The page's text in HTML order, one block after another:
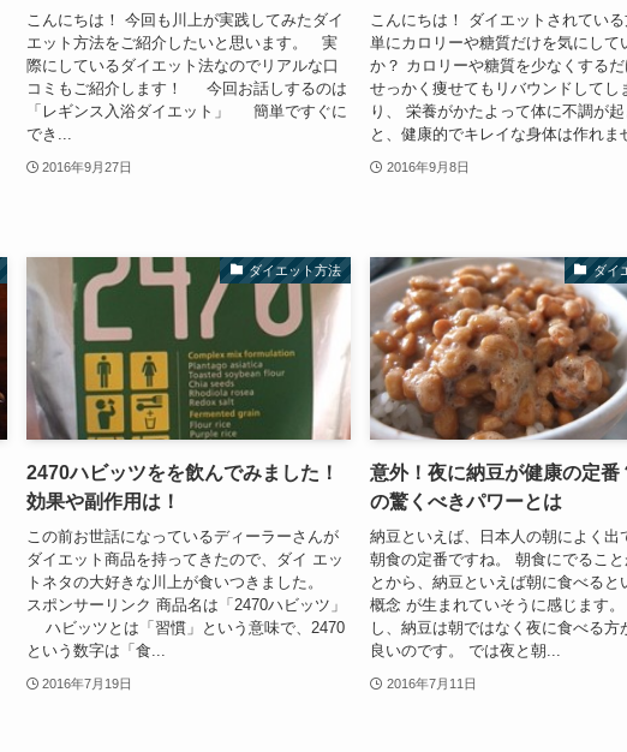
こんにちは！ 今回も川上が実践してみたダイ
エット方法をご紹介したいと思います。 実
際にしているダイエット法なのでリアルな口
コミもご紹介します！ 今回お話しするのは
「レギンス入浴ダイエット」 簡単ですぐに
でき...
2016年9月27日
こんにちは！ ダイエットされてい
単にカロリーや糖質だけを気にして
か？ カロリーや糖質を少なくするだ
せっかく痩せてもリバウンドしてし
り、 栄養がかたよって体に不調が起
と、健康的でキレイな身体は作れま
2016年9月8日
ダイエット方法
2470ハビッツをを飲んでみました！
効果や副作用は！
この前お世話になっているディーラーさんが
ダイエット商品を持ってきたので、ダイ エッ
トネタの大好きな川上が食いつきました。
スポンサーリンク 商品名は「2470ハビッツ」
ハビッツとは「習慣」という意味で、2470
という数字は「食...
2016年7月19日
ダイ
意外！夜に納豆が健康の定番
の驚くべきパワーとは
納豆といえば、日本人の朝によく出
朝食の定番ですね。 朝食にでること
とから、納豆といえば朝に食べると
概念 が生まれていそうに感じま
し、納豆は朝ではなく夜に食べる方
良いのです。 では夜と朝...
2016年7月11日